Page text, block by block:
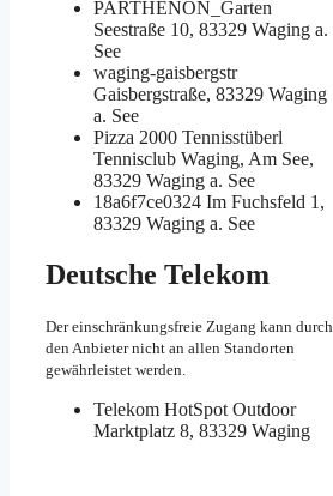
PARTHENON_Garten
Seestraße 10, 83329 Waging a.
See
waging-gaisbergstr
Gaisbergstraße, 83329 Waging
a. See
Pizza 2000 Tennisstüberl
Tennisclub Waging, Am See,
83329 Waging a. See
18a6f7ce0324 Im Fuchsfeld 1,
83329 Waging a. See
Deutsche Telekom
Der einschränkungsfreie Zugang kann durch
den Anbieter nicht an allen Standorten
gewährleistet werden.
Telekom HotSpot Outdoor
Marktplatz 8, 83329 Waging